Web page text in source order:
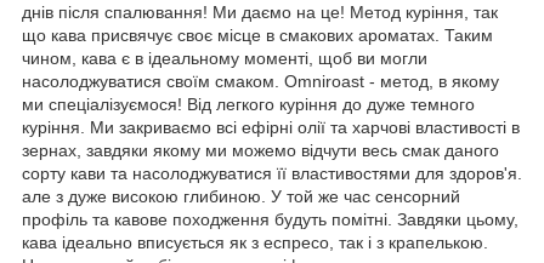
днів після спалювання! Ми даємо на це! Метод куріння, так
що кава присвячує своє місце в смакових ароматах. Таким
чином, кава є в ідеальному моменті, щоб ви могли
насолоджуватися своїм смаком. Omniroast - метод, в якому
ми спеціалізуємося! Від легкого куріння до дуже темного
куріння. Ми закриваємо всі ефірні олії та харчові властивості в
зернах, завдяки якому ми можемо відчути весь смак даного
сорту кави та насолоджуватися її властивостями для здоров'я.
але з дуже високою глибиною. У той же час сенсорний
профіль та кавове походження будуть помітні. Завдяки цьому,
кава ідеально вписується як з еспресо, так і з крапелькою.